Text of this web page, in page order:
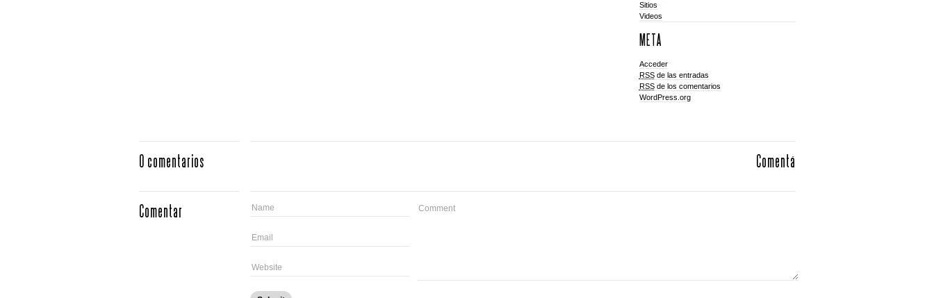
Sitios
Videos
META
Acceder
RSSde las entradas
RSSde los comentarios
WordPress.org
0 comentarios Comentá
Comentar